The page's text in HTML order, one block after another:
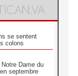
se sentent
colons
Dame du
septembre